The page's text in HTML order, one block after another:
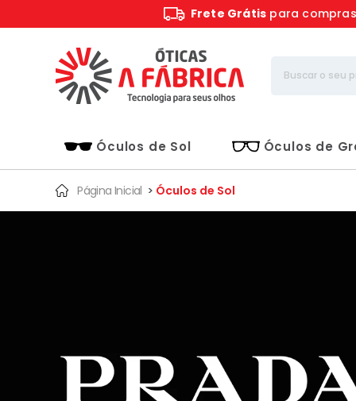
Frete Grátis para compras
Óculos de Sol Óculos de
Página Inicial > Óculos de Sol